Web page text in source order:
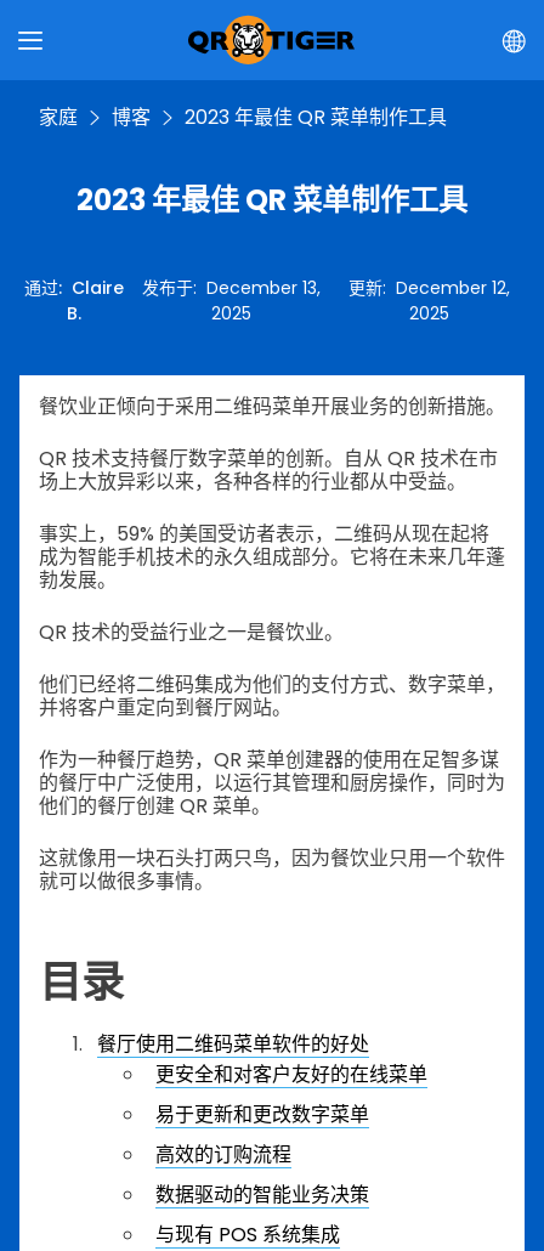
家庭 博客 2023 年最佳 QR 菜单制作工具
2023 年最佳 QR 菜单制作工具
通过: Claire
B.
发布于:December 13,
2025
更新:December 12,
2025
餐饮业正倾向于采用二维码菜单开展业务的创新措施。
QR 技术支持餐厅数字菜单的创新。自从 QR 技术在市
场上大放异彩以来，各种各样的行业都从中受益。
事实上，59% 的美国受访者表示，二维码从现在起将
成为智能手机技术的永久组成部分。它将在未来几年蓬
勃发展。
QR 技术的受益行业之一是餐饮业。
他们已经将二维码集成为他们的支付方式、数字菜单，
并将客户重定向到餐厅网站。
作为一种餐厅趋势，QR 菜单创建器的使用在足智多谋
的餐厅中广泛使用，以运行其管理和厨房操作，同时为
他们的餐厅创建 QR 菜单。
这就像用一块石头打两只鸟，因为餐饮业只用一个软件
就可以做很多事情。
目录
餐厅使用二维码菜单软件的好处
更安全和对客户友好的在线菜单
易于更新和更改数字菜单
高效的订购流程
数据驱动的智能业务决策
与现有 POS 系统集成